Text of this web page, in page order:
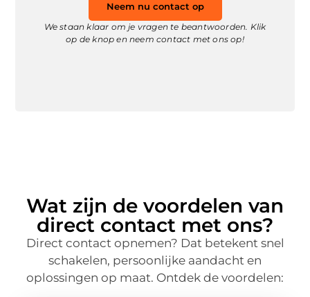
Neem nu contact op
We staan klaar om je vragen te beantwoorden. Klik
op de knop en neem contact met ons op!
Wat zijn de voordelen van
direct contact met ons?
Direct contact opnemen? Dat betekent snel
schakelen, persoonlijke aandacht en
oplossingen op maat. Ontdek de voordelen: